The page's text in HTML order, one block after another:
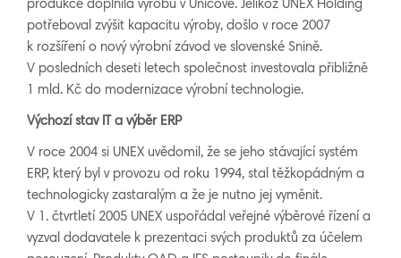
produkce doplnila výrobu v Uničově. Jelikož UNEX Holding
potřeboval zvýšit kapacitu výroby, došlo v roce 2007
k rozšíření o nový výrobní závod ve slovenské Snině.
V posledních deseti letech společnost investovala přibližně
1 mld. Kč do modernizace výrobní technologie.
Výchozí stav IT a výběr ERP
V roce 2004 si UNEX uvědomil, že se jeho stávající systém
ERP, který byl v provozu od roku 1994, stal těžkopádným a
technologicky zastaralým a že je nutno jej vyměnit.
V 1. čtvrtletí 2005 UNEX uspořádal veřejné výběrové řízení a
vyzval dodavatele k prezentaci svých produktů za účelem